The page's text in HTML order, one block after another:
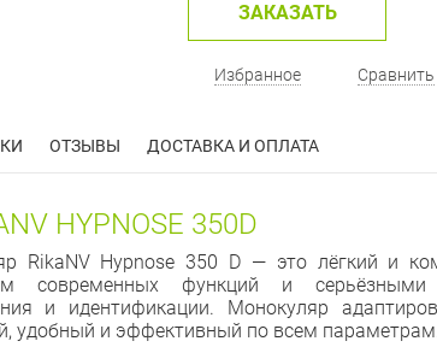
ЗАКАЗАТЬ
Избранное Сравнить
ОТЗЫВЫ ДОСТАВКА И ОПЛАТА
HYPNOSE 350D
RikaNV Hypnose 350 D — это лёгкий и
современных функций и серьёзными
и идентификации. Монокуляр
удобный и эффективный по всем